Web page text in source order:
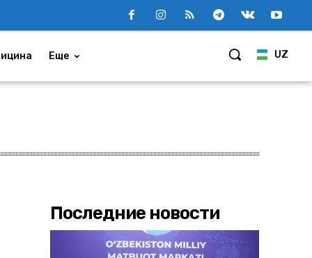
UZ
Еще
Последние новости